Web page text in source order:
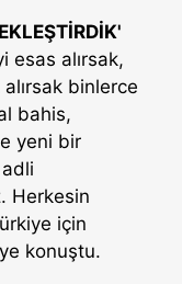
esas alırsak,
binlerce
bahis,
yeni bir
Herkesin
için
konuştu.